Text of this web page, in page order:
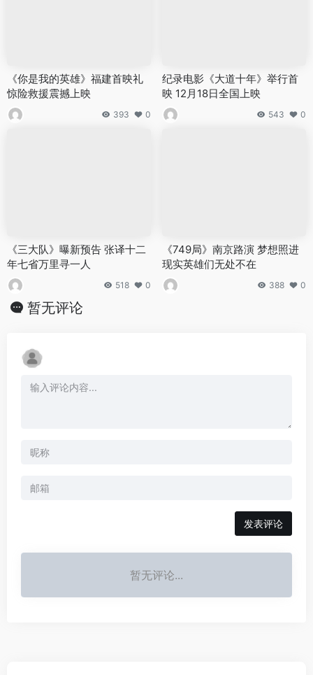
《你是我的英雄》福建首映礼
惊险救援震撼上映
393 0
纪录电影《大道十年》举行首
映 12月18日全国上映
543 0
《三大队》曝新预告 张译十二
年七省万里寻一人
518 0
《749局》南京路演 梦想照进
现实英雄们无处不在
388 0
暂无评论
发表评论
暂无评论...